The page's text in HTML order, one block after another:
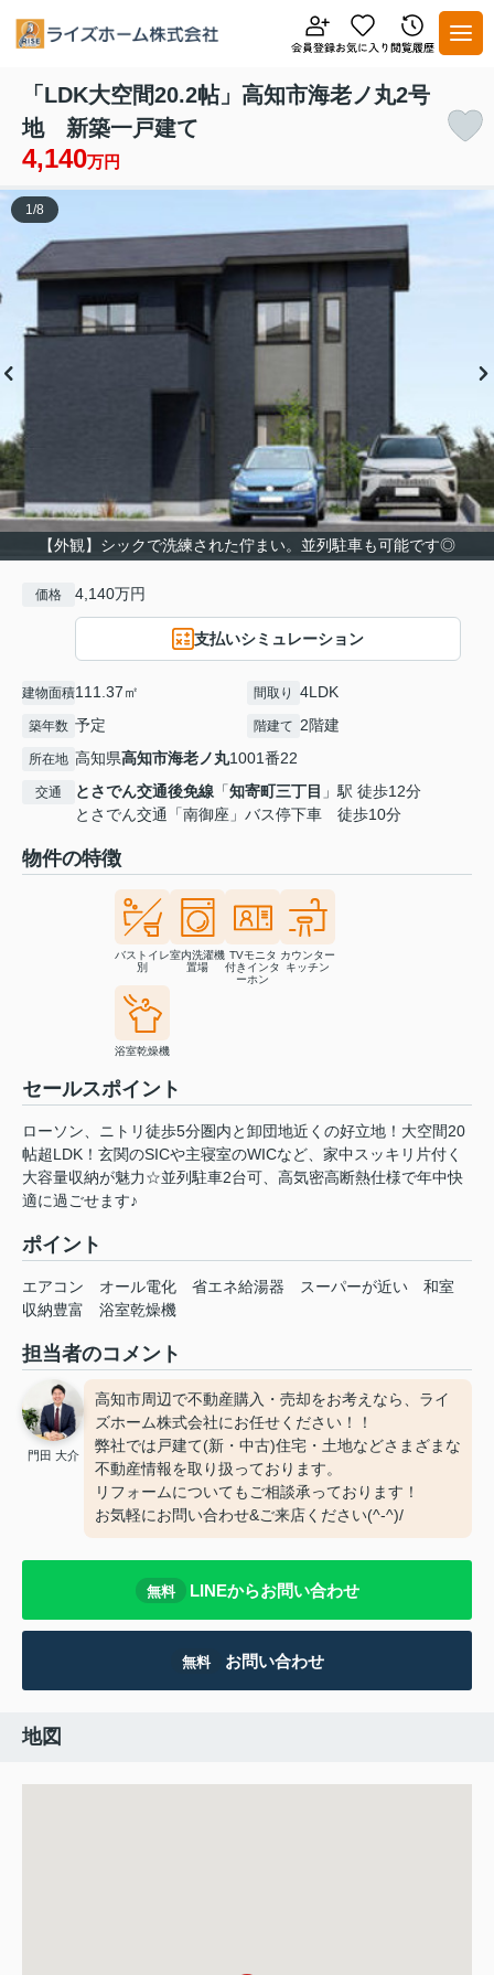
「LDK大空間20.2帖」高知市海老ノ丸2号
地 新築一戸建て
4,140万円
【外観】シックで洗練された佇まい。並列駐車も可能です◎
1/8
価格 4,140万円
支払いシミュレーション
建物面積111.37㎡ 間取り 4LDK
築年数 予定 階建て 2階建
所在地 高知県高知市海老ノ丸1001番22
交通 とさでん交通後免線 「知寄町三丁目 」駅 徒歩12分
とさでん交通「南御座」バス停下車 徒歩10分
物件の特徴
バストイレ
別
室内洗濯機
置場
TVモニタ
付きインタ
ーホン
カウンター
キッチン
浴室乾燥機
セールスポイント
ローソン、ニトリ徒歩5分圏内と卸団地近くの好立地！大空間20
帖超LDK！玄関のSICや主寝室のWICなど、家中スッキリ片付く
大容量収納が魅力☆並列駐車2台可、高気密高断熱仕様で年中快
適に過ごせます♪
ポイント
エアコン オール電化 省エネ給湯器 スーパーが近い
和室
収納豊富
浴室乾燥機
担当者のコメント
門田 大介
高知市周辺で不動産購入・売却をお考えなら、ライ
ズホーム株式会社にお任せください！！
弊社では戸建て(新・中古)住宅・土地などさまざまな
不動産情報を取り扱っております。
リフォームについてもご相談承っております！
お気軽にお問い合わせ&ご来店ください‍(^-^)/
無料 LINEからお問い合わせ
無料 お問い合わせ
地図